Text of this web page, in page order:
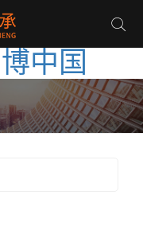
中国